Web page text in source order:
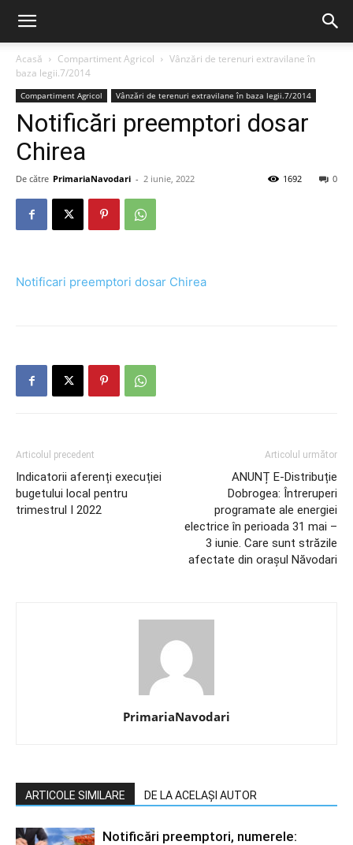
Acasă Compartiment Agricol
Vânzări de terenuri extravilane în
baza legii.7/2014
Compartiment Agricol Vânzări de terenuri extravilane în baza legii.7/2014
Notificări preemptori dosar
Chirea
De către PrimariaNavodari - 2 iunie, 2022 0
1692
Notificari preemptori dosar Chirea
Articolul precedent
Indicatorii aferenți execuției
bugetului local pentru
trimestrul I 2022
Articolul următor
ANUNȚ E-Distribuție
Dobrogea: Întreruperi
programate ale energiei
electrice în perioada 31 mai –
3 iunie. Care sunt străzile
afectate din orașul Năvodari
PrimariaNavodari
ARTICOLE SIMILARE DE LA ACELAȘI AUTOR
Notificări preemptori, numerele: